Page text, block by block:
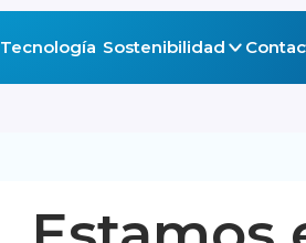
Tecnología Sostenibilidad